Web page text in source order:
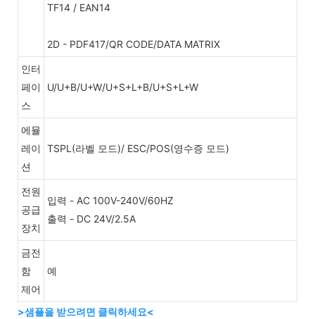
TF14 / EAN14
2D - PDF417/QR CODE/DATA MATRIX
인터
페이
스
U/U+B/U+W/U+S+L+B/U+S+L+W
에뮬
레이
션
TSPL(라벨 모드)/ ESC/POS(영수증 모드)
전원
공급
장치
입력 - AC 100V-240V/60HZ
출력 - DC 24V/2.5A
금전
함
제어
예
>샘플을 받으려면 클릭하세요<